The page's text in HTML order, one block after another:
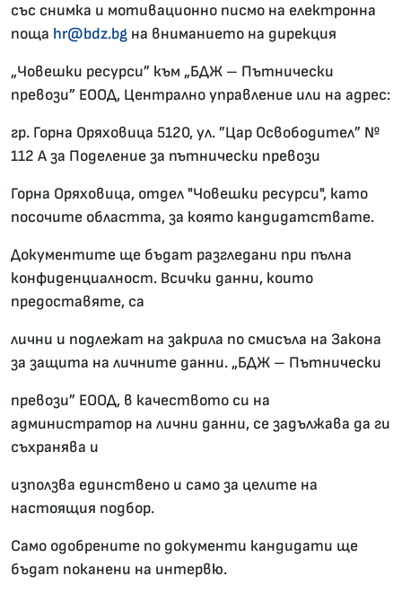
със снимка и мотивационно писмо на електронна
поща hr@bdz.bg на вниманието на дирекция
„Човешки ресурси” към „БДЖ – Пътнически
превози” ЕООД, Централно управление или на адрес:
гр. Горна Оряховица 5120, ул. ”Цар Освободител” №
112 А за Поделение за пътнически превози
Горна Оряховица, отдел "Човешки ресурси", като
посочите областта, за която кандидатствате.
Документите ще бъдат разгледани при пълна
конфиденциалност. Всички данни, които
предоставяте, са
лични и подлежат на закрила по смисъла на Закона
за защита на личните данни. „БДЖ – Пътнически
превози” ЕООД, в качеството си на
администратор на лични данни, се задължава да ги
съхранява и
използва единствено и само зa целите на
настоящия подбор.
Само одобрените по документи кандидати ще
бъдат поканени на интервю.